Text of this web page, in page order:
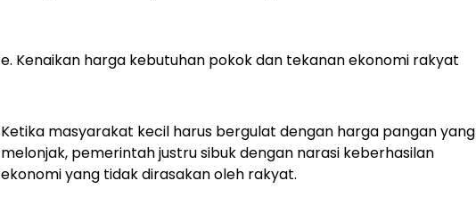
e. Kenaikan harga kebutuhan pokok dan tekanan ekonomi rakyat
Ketika masyarakat kecil harus bergulat dengan harga pangan yang
melonjak, pemerintah justru sibuk dengan narasi keberhasilan
ekonomi yang tidak dirasakan oleh rakyat.